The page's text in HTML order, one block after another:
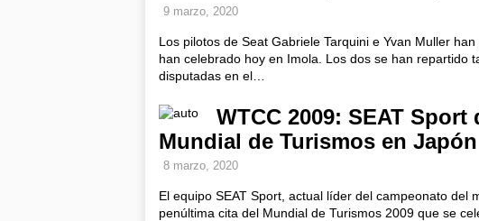
9 marzo, 2020
Los pilotos de Seat Gabriele Tarquini e Yvan Muller
han celebrado hoy en Imola. Los dos se han repartido
disputadas en el…
WTCC 2009: SEAT
Mundial de Turismos en Japón
8 marzo, 2020
El equipo SEAT Sport, actual líder del campeonato del
penúltima cita del Mundial de Turismos 2009 que se